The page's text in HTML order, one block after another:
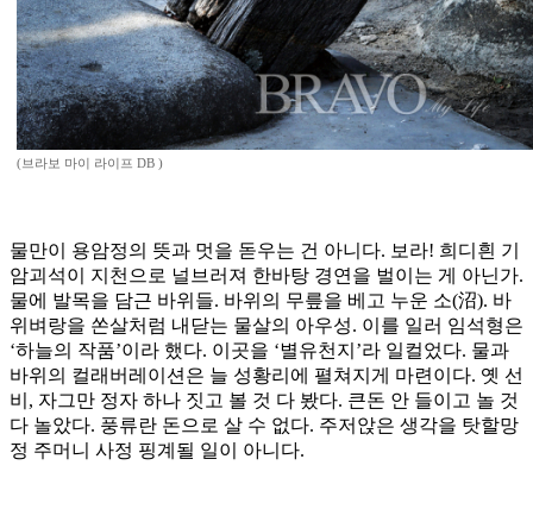
(브라보 마이 라이프 DB )
물만이 용암정의 뜻과 멋을 돋우는 건 아니다. 보라! 희디흰 기
암괴석이 지천으로 널브러져 한바탕 경연을 벌이는 게 아닌가.
물에 발목을 담근 바위들. 바위의 무릎을 베고 누운 소(沼). 바
위벼랑을 쏜살처럼 내닫는 물살의 아우성. 이를 일러 임석형은
‘하늘의 작품’이라 했다. 이곳을 ‘별유천지’라 일컬었다. 물과
바위의 컬래버레이션은 늘 성황리에 펼쳐지게 마련이다. 옛 선
비, 자그만 정자 하나 짓고 볼 것 다 봤다. 큰돈 안 들이고 놀 것
다 놀았다. 풍류란 돈으로 살 수 없다. 주저앉은 생각을 탓할망
정 주머니 사정 핑계될 일이 아니다.